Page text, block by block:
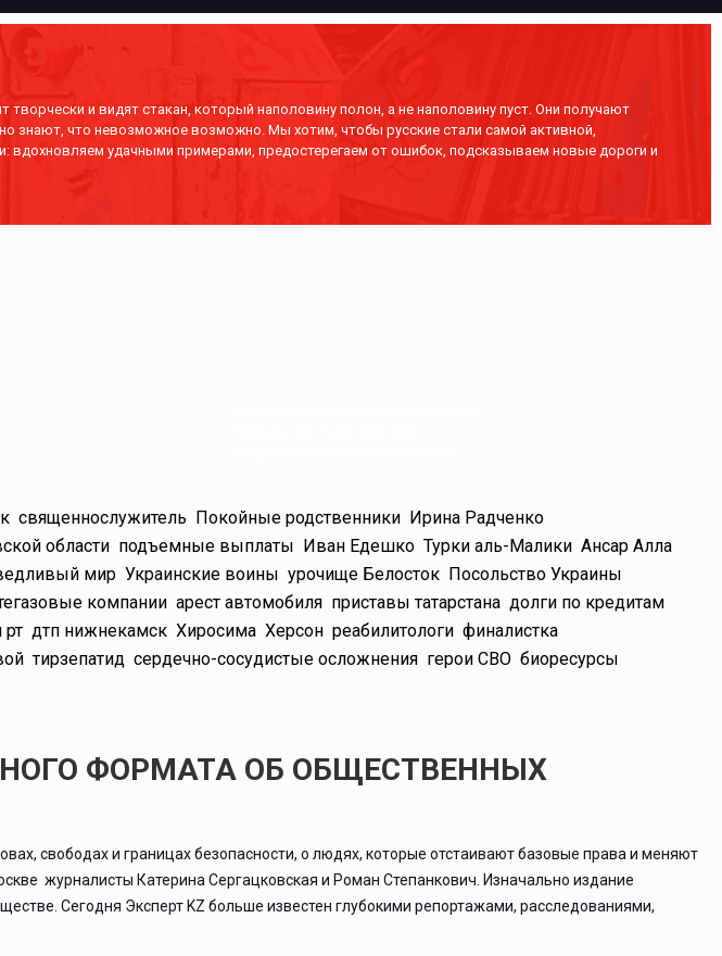
и видят стакан, который наполовину полон, а не наполовину пуст. Они получают
знают, что невозможное возможно. Мы хотим, чтобы русские стали самой активной,
удачными примерами, предостерегаем от ошибок, подсказываем новые дороги и
священнослужитель Покойные родственники Ирина Радченко
области подъемные выплаты Иван Едешко Турки аль-Малики Ансар Алла
мир Украинские воины урочище Белосток Посольство Украины
компании арест автомобиля приставы татарстана долги по кредитам
рт дтп нижнекамск Хиросима Херсон реабилитологи финалистка
тирзепатид сердечно-сосудистые осложнения герои СВО биоресурсы
ФОРМАТА ОБ ОБЩЕСТВЕННЫХ
свободах и границах безопасности, о людях, которые отстаивают базовые права и меняют
журналисты Катерина Сергацковская и Роман Степанкович. Изначально издание
Сегодня Эксперт KZ больше известен глубокими репортажами, расследованиями,